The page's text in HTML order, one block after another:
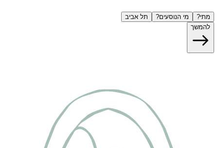
מתי? מי הנוסעים?
תל אביב
להמשך